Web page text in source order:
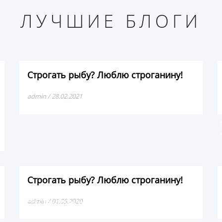
ЛУЧШИЕ БЛОГИ
Строгать рыбу? Люблю строганину!
admin / 28.02.2021
Строгать рыбу? Люблю строганину!
Хочу с вами поделиться про один из лучших деликатесов
admin / 01.05.2020